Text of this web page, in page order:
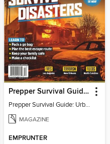
Prepper Survival Guide: Urban Disasters Special Edition
Prepper Survival Guide: Urban Disasters Special Edition
MAGAZINE
EMPRUNTER